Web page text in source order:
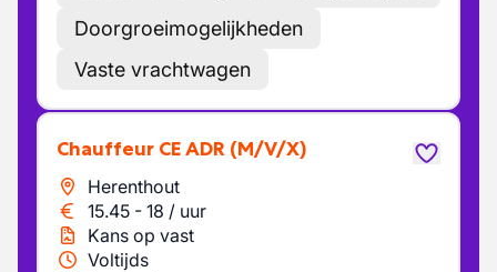
Doorgroeimogelijkheden
Vaste vrachtwagen
Chauffeur CE ADR (M/V/X)
Herenthout
15.45 - 18 / uur
Kans op vast
Voltijds